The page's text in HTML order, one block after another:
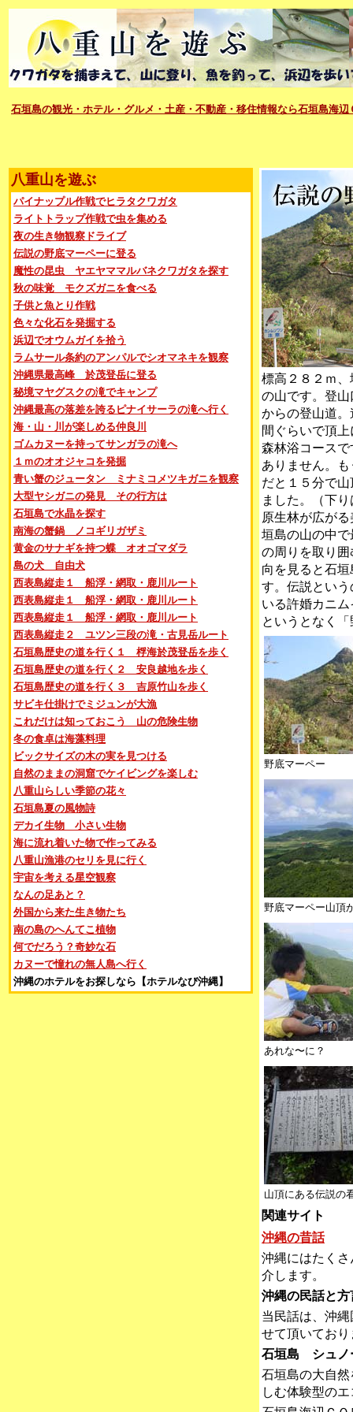
石垣島の観光・ホテル・グルメ・土産・不動産・移住情報なら石垣島海辺
八重山を遊ぶ
パイナップル作戦でヒラタクワガタ
ライトトラップ作戦で虫を集める
夜の生き物観察ドライブ
伝説の野底マーペーに登る
魔性の昆虫 ヤエヤママルバネクワガタを探す
秋の味覚 モクズガニを食べる
子供と魚とり作戦
色々な化石を発掘する
浜辺でオウムガイを拾う
ラムサール条約のアンパルでシオマネキを観察
沖縄県最高峰 於茂登岳に登る
秘境マヤグスクの滝でキャンプ
沖縄最高の落差を誇るピナイサーラの滝へ行く
海・山・川が楽しめる仲良川
ゴムカヌーを持ってサンガラの滝へ
１ｍのオオジャコを発掘
青い蟹のジュータン ミナミコメツキガニを観察
大型ヤシガニの発見 その行方は
石垣島で水晶を探す
南海の蟹鍋 ノコギリガザミ
黄金のサナギを持つ蝶 オオゴマダラ
島の犬 自由犬
西表島縦走１ 船浮・網取・鹿川ルート
西表島縦走１ 船浮・網取・鹿川ルート
西表島縦走１ 船浮・網取・鹿川ルート
西表島縦走２ ユツン三段の滝・古見岳ルート
石垣島歴史の道を行く１ 桴海於茂登岳を歩く
石垣島歴史の道を行く２ 安良越地を歩く
石垣島歴史の道を行く３ 吉原竹山を歩く
サビキ仕掛けでミジュンが大漁
これだけは知っておこう 山の危険生物
冬の食卓は海藻料理
ビックサイズの木の実を見つける
自然のままの洞窟でケイビングを楽しむ
八重山らしい季節の花々
石垣島夏の風物詩
デカイ生物 小さい生物
海に流れ着いた物で作ってみる
八重山漁港のセリを見に行く
宇宙を考える星空観察
なんの足あと？
外国から来た生き物たち
南の島のへんてこ植物
何でだろう？奇妙な石
カヌーで憧れの無人島へ行く
沖縄のホテルをお探しなら【ホテルなび沖縄】
標高２８２ｍ
の山です。登
からの登山道
間ぐらいで頂
森林浴コース
ありません。
だと１５分で
ました。（下
原生林が広が
垣島の山の中
の周りを取り
向を見ると石
す。伝説とい
いる許婚カニ
というとなく
野底マーペー
野底マーペー山頂
あれな〜に？
山頂にある伝説の
関連サイト
沖縄の昔話
沖縄にはたく
介します。
沖縄の民話と方
当民話は、沖
せて頂いており
石垣島 シュノ
石垣島の大自
しむ体験型の